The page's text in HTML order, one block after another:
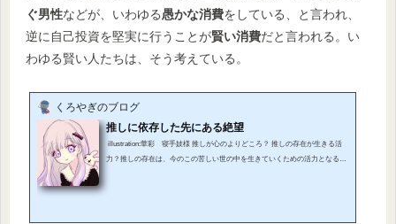
ぐ男性などが、いわゆる愚かな消費をしている、と言われ、
逆に自己投資を堅実に行うことが賢い消費だと言われる。い
わゆる賢い人たちは、そう考えている。
くろやぎのブログ
推しに依存した先にある絶望
illustration:華彩 寝手妓様 推しが心のよりどころ？ 推しの存在が生きる活
力？推しの存在は、今のこの苦しい世の中を生きていくための活力となる、